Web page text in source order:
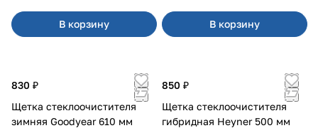
В корзину В корзину
830 ₽
Щетка стеклоочистителя
зимняя Goodyear 610 мм
850 ₽
Щетка стеклоочистителя
гибридная Heyner 500 мм